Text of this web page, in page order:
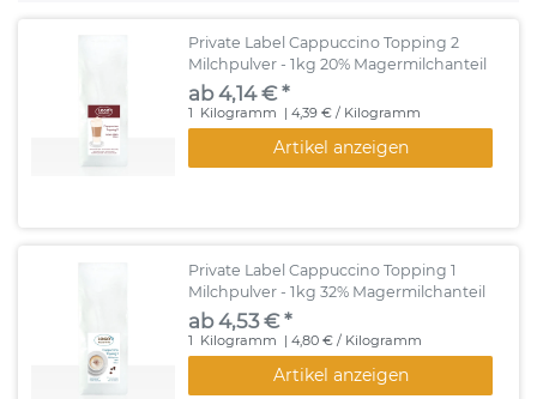
Private Label Cappuccino Topping 2
Milchpulver - 1kg 20% Magermilchanteil
ab 4,14 € *
1 Kilogramm | 4,39 € / Kilogramm
Artikel anzeigen
Private Label Cappuccino Topping 1
Milchpulver - 1kg 32% Magermilchanteil
ab 4,53 € *
1 Kilogramm | 4,80 € / Kilogramm
Artikel anzeigen